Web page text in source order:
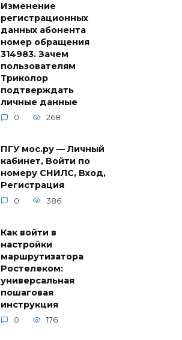
Изменение
регистрационных
данных абонента
номер обращения
314983. Зачем
пользователям
Триколор
подтверждать
личные данные
0 268
ПГУ мос.ру — Личный
кабинет, Войти по
номеру СНИЛС, Вход,
Регистрация
0 386
Как войти в
настройки
маршрутизатора
Ростелеком:
универсальная
пошаговая
инструкция
0 176